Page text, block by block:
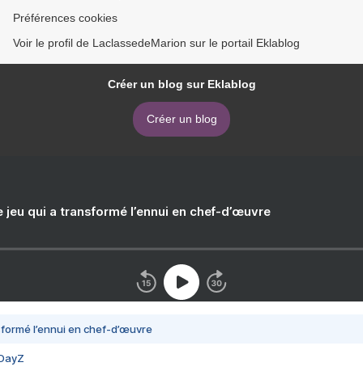
Préférences cookies
Voir le profil de LaclassedeMarion sur le portail Eklablog
Créer un blog sur Eklablog
Créer un blog
jeu qui a transformé l’ennui en chef-d’œuvre
l’ennui en chef-d’œuvre